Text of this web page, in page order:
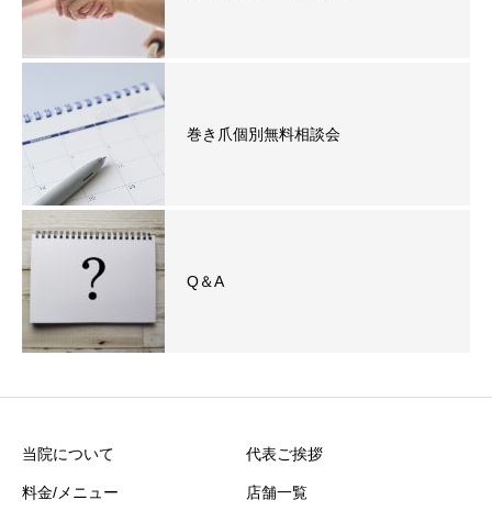
巻き爪個別無料相談会
Q＆A
当院について 代表ご挨拶
料金/メニュー 店舗一覧